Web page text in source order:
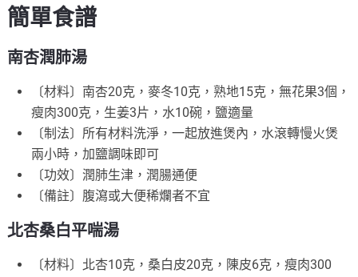
簡單食譜
南杏潤肺湯
〔材料〕南杏20克，麥冬10克，熟地15克，無花果3個，
瘦肉300克，生姜3片，水10碗，鹽適量
〔制法〕所有材料洗淨，一起放進煲內，水滾轉慢火煲
兩小時，加鹽調味即可
〔功效〕潤肺生津，潤腸通便
〔備註〕腹瀉或大便稀爛者不宜
北杏桑白平喘湯
〔材料〕北杏10克，桑白皮20克，陳皮6克，瘦肉300